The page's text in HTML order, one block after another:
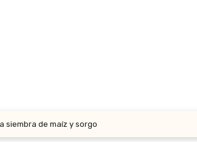
siembra de maíz y sorgo